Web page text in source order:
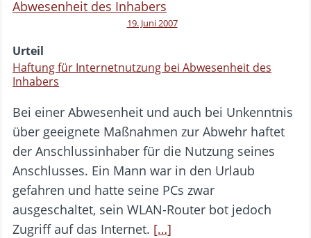
19. Juni 2007
Urteil
Haftung für Internetnutzung bei Abwesenheit des
Inhabers
Bei einer Abwesenheit und auch bei Unkenntnis
über geeignete Maßnahmen zur Abwehr haftet
der Anschlussinhaber für die Nutzung seines
Anschlusses. Ein Mann war in den Urlaub
gefahren und hatte seine PCs zwar
ausgeschaltet, sein WLAN-Router bot jedoch
Zugriff auf das Internet. […]